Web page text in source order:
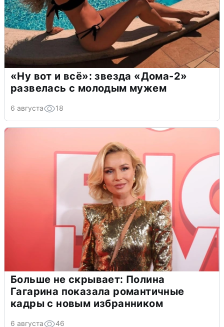
«Ну вот и всё»: звезда «Дома-2»
развелась с молодым мужем
6 августа 18
Больше не скрывает: Полина
Гагарина показала романтичные
кадры с новым избранником
6 августа 46